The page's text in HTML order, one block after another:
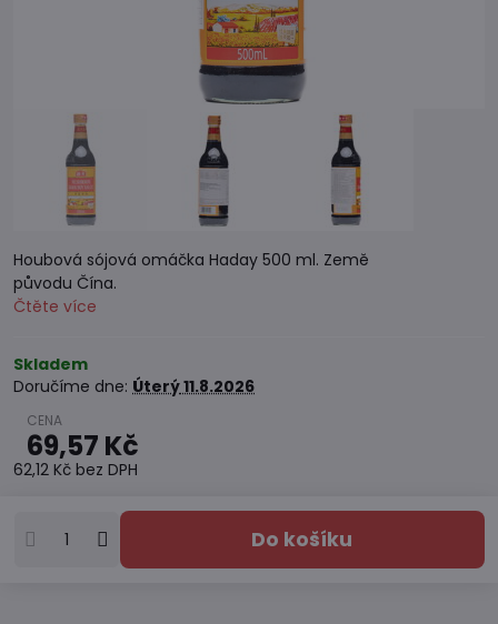
Houbová sójová omáčka Haday 500 ml. Země
původu Čína.
Čtěte více
Skladem
Doručíme dne: Úterý11.8.2026
69,57 Kč
62,12 Kč bez DPH
Do košíku